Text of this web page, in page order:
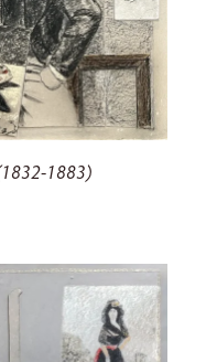
1883)